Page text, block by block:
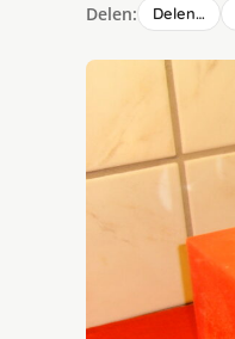
Delen: Delen…